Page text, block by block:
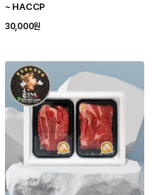
~ HACCP
30,000원